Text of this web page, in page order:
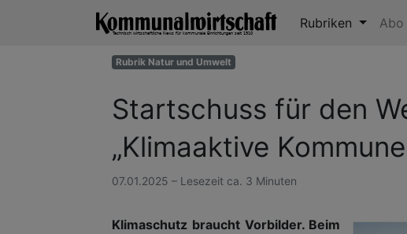
Rubriken
Rubrik Natur und Umwelt
Startschuss für den
„Klimaaktive
07.01.2025 – Lesezeit ca. 3 Minuten
Klimaschutz braucht Vorbilder. Beim